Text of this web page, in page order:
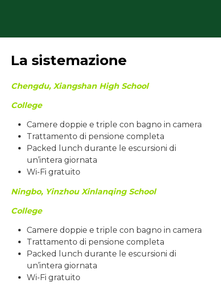
La sistemazione
Chengdu, Xiangshan High School
College
Camere doppie e triple con bagno in camera
Trattamento di pensione completa
Packed lunch durante le escursioni di
un’intera giornata
Wi-Fi gratuito
Ningbo, Yinzhou Xinlanqing School
College
Camere doppie e triple con bagno in camera
Trattamento di pensione completa
Packed lunch durante le escursioni di
un’intera giornata
Wi-Fi gratuito